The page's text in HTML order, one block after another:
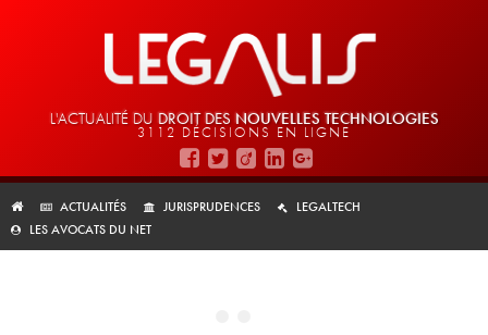
L'ACTUALITÉ DU DROIT DES NOUVELLES TECHNOLOGIES
3112 DÉCISIONS EN LIGNE
ACTUALITÉS JURISPRUDENCES
LEGALTECH
LES AVOCATS DU NET